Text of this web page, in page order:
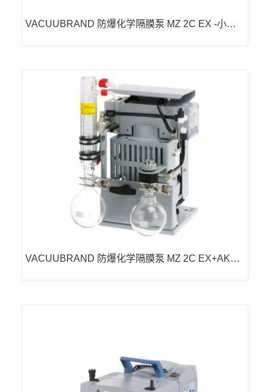
VACUUBRAND 防爆化学隔膜泵 MZ 2C EX -小型
VACUUBRAND 防爆化学隔膜泵 MZ 2C EX+AK+E